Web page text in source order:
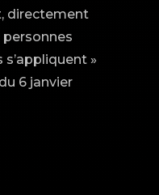
directement
personnes
»
6 janvier